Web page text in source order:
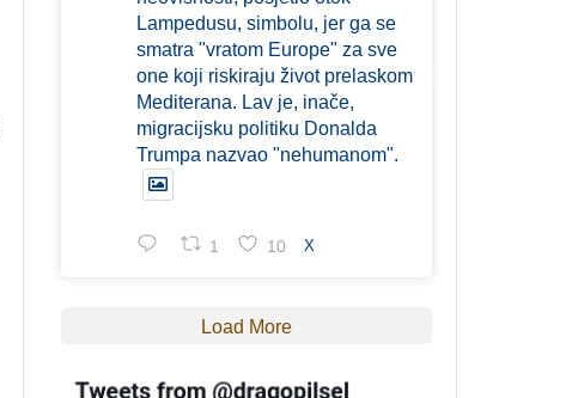
Lampedusu, simbolu, jer ga se
smatra "vratom Europe" za sve
one koji riskiraju život prelaskom
Mediterana. Lav je, inače,
migracijsku politiku Donalda
Trumpa nazvao "nehumanom".
1 10 X
Load More